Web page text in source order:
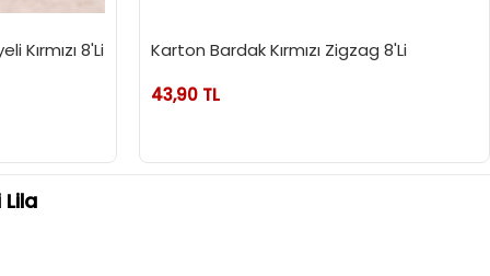
Kırmızı 8'Li
Karton Bardak Kırmızı Zigzag 8'Li
43,90 TL